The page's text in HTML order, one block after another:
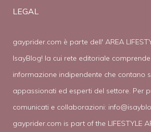
LEGAL
gayprider.com è parte dell' AREA
IsayBlog! la cui rete editoriale
informazione indipendente che contano
appassionati ed esperti del settore. Per
comunicati e collaborazioni:
gayprider.com is part of the LIFESTYLE